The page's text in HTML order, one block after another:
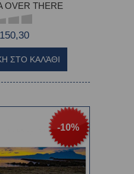
OVER THERE
-10%